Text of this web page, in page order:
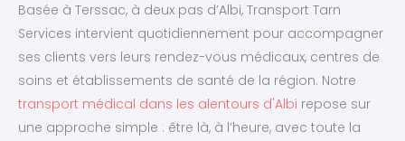
Basée à Terssac, à deux pas d’Albi, Transport Tarn
Services intervient quotidiennement pour accompagner
ses clients vers leurs rendez-vous médicaux, centres de
soins et établissements de santé de la région. Notre
transport médical dans les alentours d'Albi repose sur
une approche simple : être là, à l’heure, avec toute la